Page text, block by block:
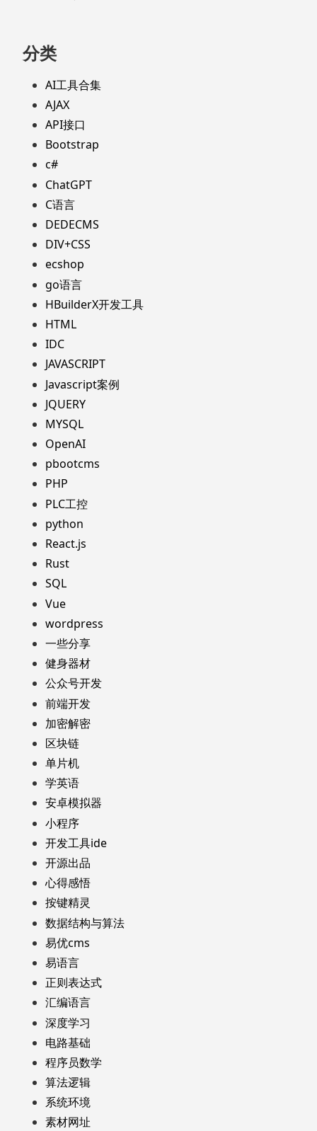
分类
AI工具合集
AJAX
API接口
Bootstrap
c#
ChatGPT
C语言
DEDECMS
DIV+CSS
ecshop
go语言
HBuilderX开发工具
HTML
IDC
JAVASCRIPT
Javascript案例
JQUERY
MYSQL
OpenAI
pbootcms
PHP
PLC工控
python
React.js
Rust
SQL
Vue
wordpress
一些分享
健身器材
公众号开发
前端开发
加密解密
区块链
单片机
学英语
安卓模拟器
小程序
开发工具ide
开源出品
心得感悟
按键精灵
数据结构与算法
易优cms
易语言
正则表达式
汇编语言
深度学习
电路基础
程序员数学
算法逻辑
系统环境
素材网址